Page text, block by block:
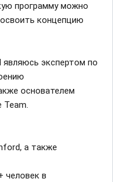
программу можно
концепцию
экспертом по
основателем
Team.
а также
человек в